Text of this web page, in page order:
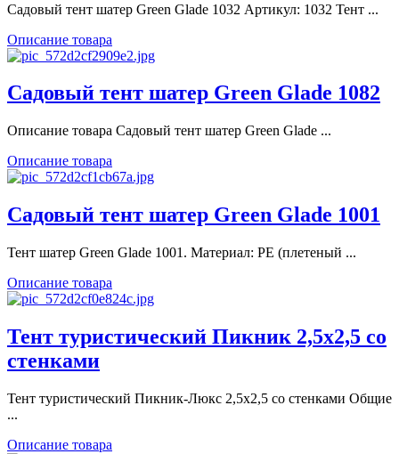
Садовый тент шатер Green Glade 1032 Артикул: 1032 Тент ...
Описание товара
Садовый тент шатер Green Glade 1082
Описание товара Садовый тент шатер Green Glade ...
Описание товара
Садовый тент шатер Green Glade 1001
Тент шатер Green Glade 1001. Материал: PE (плетеный ...
Описание товара
Тент туристический Пикник 2,5х2,5 со
стенками
Тент туристический Пикник-Люкс 2,5х2,5 со стенками Общие
...
Описание товара